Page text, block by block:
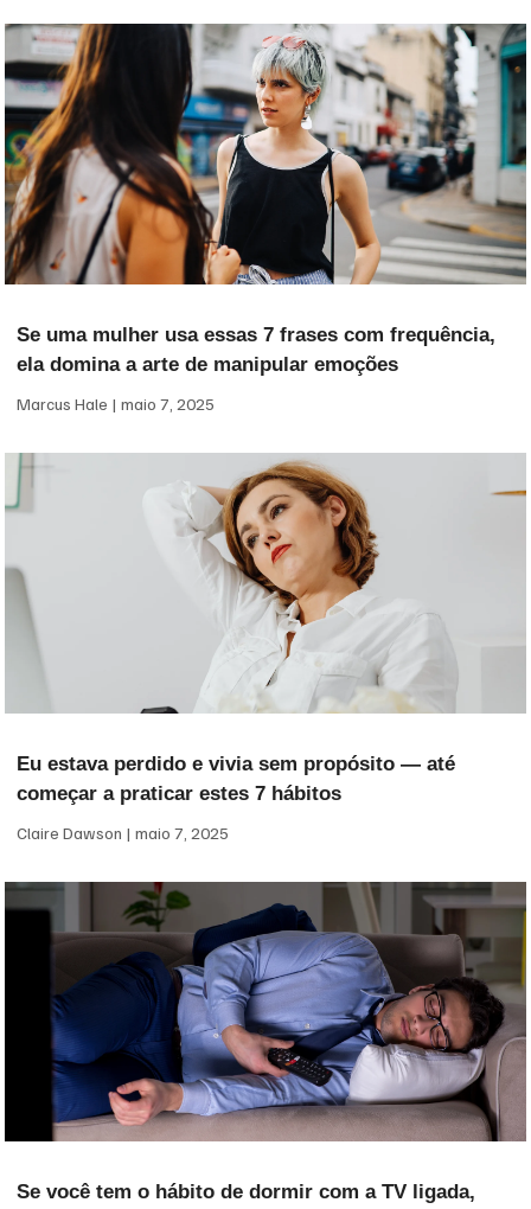
Se uma mulher usa essas 7 frases com frequência,
ela domina a arte de manipular emoções
Marcus Hale maio 7, 2025
Eu estava perdido e vivia sem propósito — até
começar a praticar estes 7 hábitos
Claire Dawson maio 7, 2025
Se você tem o hábito de dormir com a TV ligada,